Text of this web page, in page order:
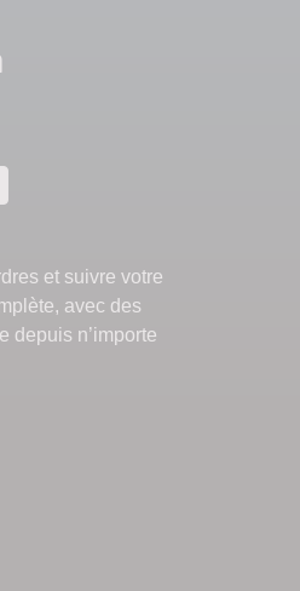
et suivre votre
avec des
depuis n’importe